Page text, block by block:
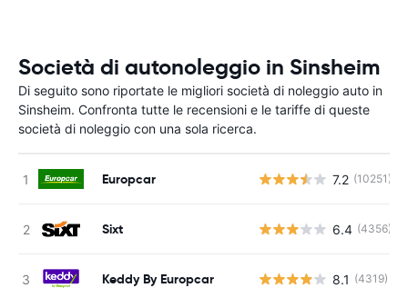
Società di autonoleggio in Sinsheim
Di seguito sono riportate le migliori società di noleggio auto in
Sinsheim. Confronta tutte le recensioni e le tariffe di queste
società di noleggio con una sola ricerca.
Europcar 7.2 (10251)
Sixt 6.4 (4356)
Keddy By Europcar 8.1 (4319)